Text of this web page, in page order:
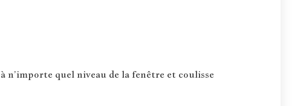
n’importe quel niveau de la fenêtre et coulisse